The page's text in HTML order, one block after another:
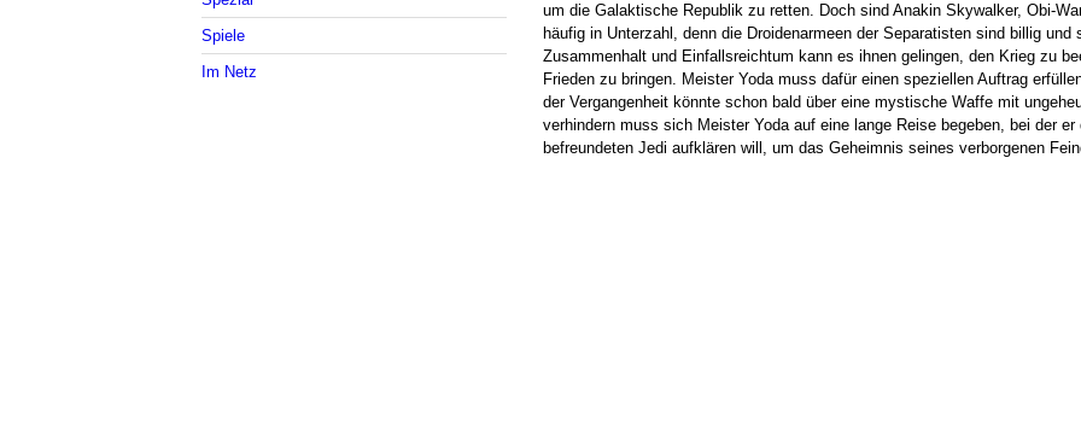
Spiele
Im Netz
um die Galaktische Republik zu retten. Doch sind Anakin Skywalker, Obi-
häufig in Unterzahl, denn die Droidenarmeen der Separatisten sind billig
Zusammenhalt und Einfallsreichtum kann es ihnen gelingen, den Krieg zu
Frieden zu bringen. Meister Yoda muss dafür einen speziellen Auftrag
der Vergangenheit könnte schon bald über eine mystische Waffe mit
verhindern muss sich Meister Yoda auf eine lange Reise begeben, bei der
befreundeten Jedi aufklären will, um das Geheimnis seines verborgenen